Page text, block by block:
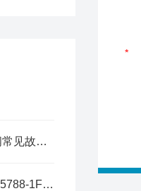
诺冠NORGREN比例阀常见故障排查与调试方法
西门子无线客户端6GK5788-1FC00-0AA0